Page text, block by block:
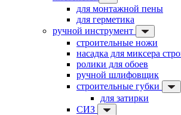
для монтажной пены
для герметика
ручной инструмент
строительные ножи
насадка для миксера
ролики для обоев
ручной шлифовщик
строительные губки
для затирки
СИЗ